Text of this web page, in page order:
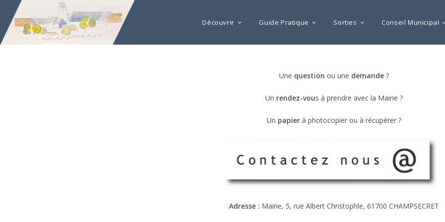
Découvrir Guide Pratique Sorties Conseil Municipal
Une question ou une demande ?
Un rendez-vous à prendre avec la Mairie ?
Un papierà photocopier ou à récupérer ?
Adresse : Mairie, 5, rue Albert Christophle, 61700 CHAMPSECRET